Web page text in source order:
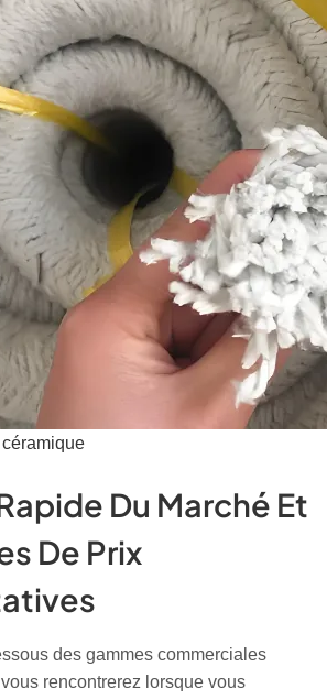
Du Marché Et
De Prix
des gammes commerciales
rencontrerez lorsque vous